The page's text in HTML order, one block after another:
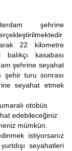
şehrine
22 kilometre
kasabası
şehrine seyahat
şehir turu sonrası
seyahat etmek
otobüs
edebileceğiniz
mümkün.
istiyorsanız
seyahatleri